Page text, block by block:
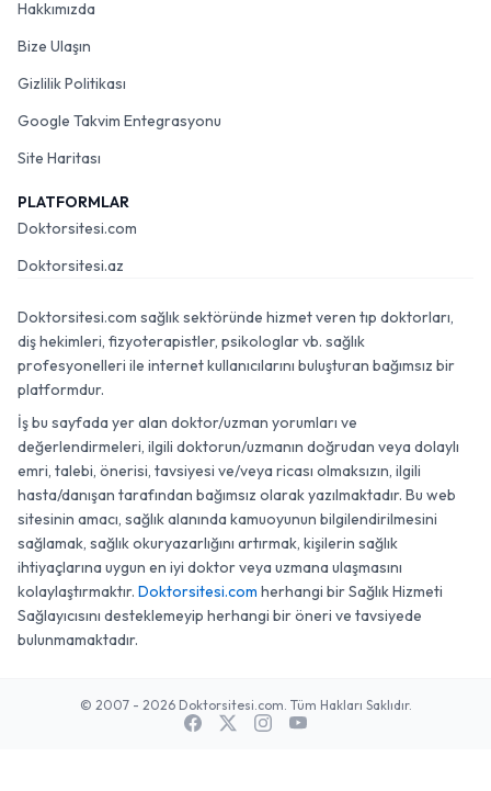
Hakkımızda
Bize Ulaşın
Gizlilik Politikası
Google Takvim Entegrasyonu
Site Haritası
PLATFORMLAR
Doktorsitesi.com
Doktorsitesi.az
Doktorsitesi.com sağlık sektöründe hizmet veren tıp doktorları,
diş hekimleri, fizyoterapistler, psikologlar vb. sağlık
profesyonelleri ile internet kullanıcılarını buluşturan bağımsız bir
platformdur.
İş bu sayfada yer alan doktor/uzman yorumları ve
değerlendirmeleri, ilgili doktorun/uzmanın doğrudan veya dolaylı
emri, talebi, önerisi, tavsiyesi ve/veya ricası olmaksızın, ilgili
hasta/danışan tarafından bağımsız olarak yazılmaktadır. Bu web
sitesinin amacı, sağlık alanında kamuoyunun bilgilendirilmesini
sağlamak, sağlık okuryazarlığını artırmak, kişilerin sağlık
ihtiyaçlarına uygun en iyi doktor veya uzmana ulaşmasını
kolaylaştırmaktır. Doktorsitesi.com herhangi bir Sağlık Hizmeti
Sağlayıcısını desteklemeyip herhangi bir öneri ve tavsiyede
bulunmamaktadır.
© 2007 - 2026 Doktorsitesi.com. Tüm Hakları Saklıdır.